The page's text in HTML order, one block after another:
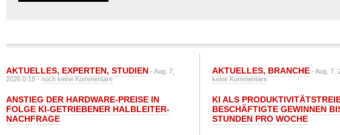
AKTUELLES, EXPERTEN, STUDIEN - Aug. 7,
2026 0:18 -noch keine Kommentare
ANSTIEG DER HARDWARE-PREISE IN
FOLGE KI-GETRIEBENER HALBLEITER-
NACHFRAGE
AKTUELLES, BRANCHE - Aug. 7,
keine Kommentare
KI ALS
BESCHÄFTIGTE GEWINNEN
STUNDEN PRO WOCHE